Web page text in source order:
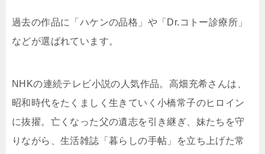
過去の作品に「ハケンの品格」や「Dr.コトー診療所」
などが選ばれています。
NHKの連続テレビ小説の人気作品。高畑充希さんは、
昭和時代をたくましく生きていく小橋常子のヒロイン
に抜擢。亡くなった父の遺志を引き継ぎ、妹たちを守
りながら、生活雑誌「暮らしの手帖」を立ち上げた常